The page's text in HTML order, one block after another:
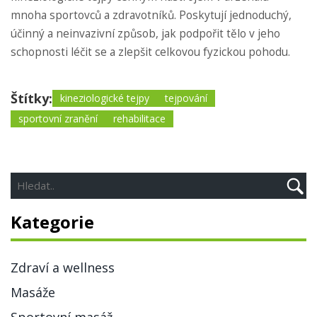
mnoha sportovců a zdravotníků. Poskytují jednoduchý,
účinný a neinvazivní způsob, jak podpořit tělo v jeho
schopnosti léčit se a zlepšit celkovou fyzickou pohodu.
Štítky: kineziologické tejpy
tejpování
sportovní zranění
rehabilitace
Kategorie
Zdraví a wellness
Masáže